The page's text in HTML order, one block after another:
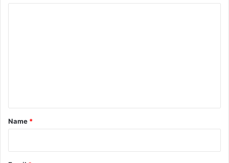
*
Name *